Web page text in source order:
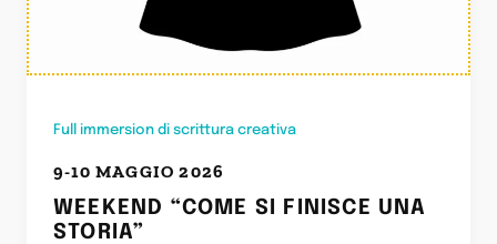
Full immersion di scrittura creativa
9-10 MAGGIO 2026
WEEKEND “COME SI FINISCE UNA
STORIA”